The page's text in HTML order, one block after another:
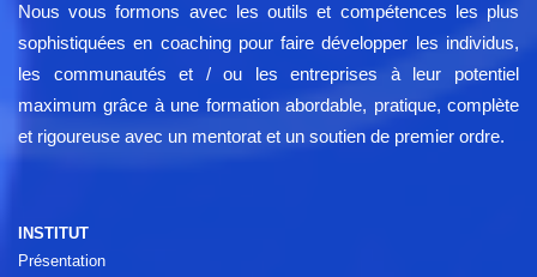
Nous vous formons avec les outils et compétences les plus
sophistiquées en coaching pour faire développer les individus,
les communautés et / ou les entreprises à leur potentiel
maximum grâce à une formation abordable, pratique, complète
et rigoureuse avec un mentorat et un soutien de premier ordre.
INSTITUT
Présentation